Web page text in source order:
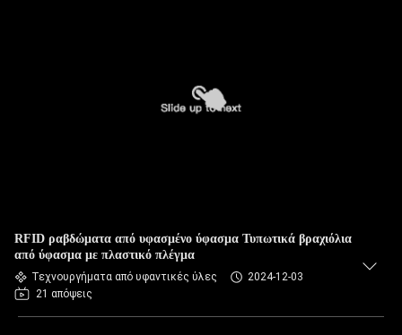
RFID ραβδώματα από υφασμένο ύφασμα Τυπωτικά βραχιόλια
από ύφασμα με πλαστικό πλέγμα
Τεχνουργήματα από υφαντικές ύλες
2024-12-03
21 απόψεις